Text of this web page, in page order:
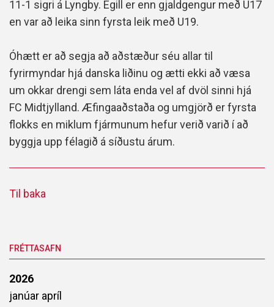
11-1 sigri á Lyngby. Egill er enn gjaldgengur með U17
en var að leika sinn fyrsta leik með U19.
Óhætt er að segja að aðstæður séu allar til
fyrirmyndar hjá danska liðinu og ætti ekki að væsa
um okkar drengi sem láta enda vel af dvöl sinni hjá
FC Midtjylland. Æfingaaðstaða og umgjörð er fyrsta
flokks en miklum fjármunum hefur verið varið í að
byggja upp félagið á síðustu árum.
Til baka
FRÉTTASAFN
2026
janúar apríl